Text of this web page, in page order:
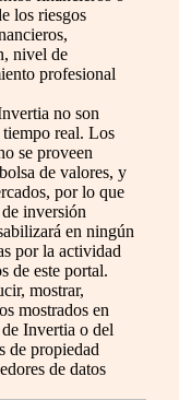
los riesgos
nivel de
profesional
no son
tiempo real. Los
se proveen
de valores, y
por lo que
inversión
en ningún
por la actividad
de este portal.
mostrar,
mostrados en
Invertia o del
de propiedad
de datos